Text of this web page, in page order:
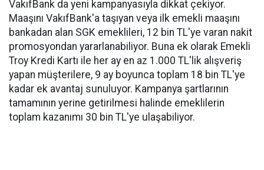
VakıfBank da yeni kampanyasıyla dikkat çekiyor.
Maaşını VakıfBank'a taşıyan veya ilk emekli maaşını
bankadan alan SGK emeklileri, 12 bin TL'ye varan nakit
promosyondan yararlanabiliyor. Buna ek olarak Emekli
Troy Kredi Kartı ile her ay en az 1.000 TL'lik alışveriş
yapan müşterilere, 9 ay boyunca toplam 18 bin TL'ye
kadar ek avantaj sunuluyor. Kampanya şartlarının
tamamının yerine getirilmesi halinde emeklilerin
toplam kazanımı 30 bin TL'ye ulaşabiliyor.